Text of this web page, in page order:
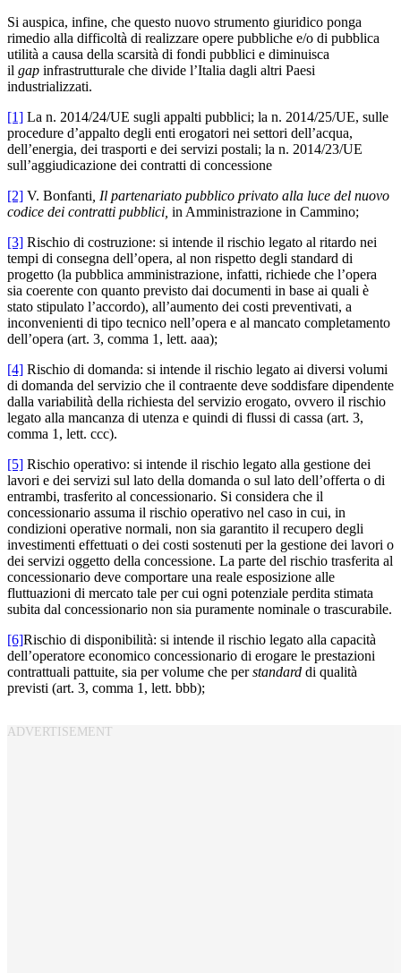
Si auspica, infine, che questo nuovo strumento giuridico ponga
rimedio alla difficoltà di realizzare opere pubbliche e/o di pubblica
utilità a causa della scarsità di fondi pubblici e diminuisca
il gap infrastrutturale che divide l’Italia dagli altri Paesi
industrializzati.
[1] La n. 2014/24/UE sugli appalti pubblici; la n. 2014/25/UE, sulle
procedure d’appalto degli enti erogatori nei settori dell’acqua,
dell’energia, dei trasporti e dei servizi postali; la n. 2014/23/UE
sull’aggiudicazione dei contratti di concessione
[2] V. Bonfanti , Il partenariato pubblico privato alla luce del nuovo
codice dei contratti pubblici, in Amministrazione in Cammino;
[3] Rischio di costruzione: si intende il rischio legato al ritardo nei
tempi di consegna dell’opera, al non rispetto degli standard di
progetto (la pubblica amministrazione, infatti, richiede che l’opera
sia coerente con quanto previsto dai documenti in base ai quali è
stato stipulato l’accordo), all’aumento dei costi preventivati, a
inconvenienti di tipo tecnico nell’opera e al mancato completamento
dell’opera (art. 3, comma 1, lett. aaa);
[4] Rischio di domanda: si intende il rischio legato ai diversi volumi
di domanda del servizio che il contraente deve soddisfare dipendente
dalla variabilità della richiesta del servizio erogato, ovvero il rischio
legato alla mancanza di utenza e quindi di flussi di cassa (art. 3,
comma 1, lett. ccc).
[5] Rischio operativo: si intende il rischio legato alla gestione dei
lavori e dei servizi sul lato della domanda o sul lato dell’offerta o di
entrambi, trasferito al concessionario. Si considera che il
concessionario assuma il rischio operativo nel caso in cui, in
condizioni operative normali, non sia garantito il recupero degli
investimenti effettuati o dei costi sostenuti per la gestione dei lavori o
dei servizi oggetto della concessione. La parte del rischio trasferita al
concessionario deve comportare una reale esposizione alle
fluttuazioni di mercato tale per cui ogni potenziale perdita stimata
subita dal concessionario non sia puramente nominale o trascurabile.
[6]Rischio di disponibilità: si intende il rischio legato alla capacità
dell’operatore economico concessionario di erogare le prestazioni
contrattuali pattuite, sia per volume che perstandard di qualità
previsti (art. 3, comma 1, lett. bbb);